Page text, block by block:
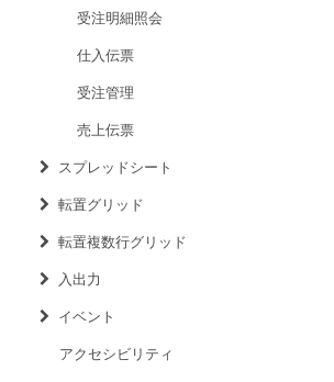
受注明細照会
仕入伝票
受注管理
売上伝票
スプレッドシート
転置グリッド
転置複数行グリッド
入出力
イベント
アクセシビリティ